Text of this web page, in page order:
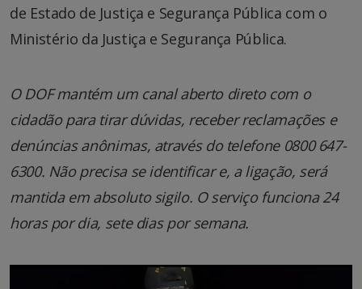
de Estado de Justiça e Segurança Pública com o
Ministério da Justiça e Segurança Pública.
O DOF mantém um canal aberto direto com o
cidadão para tirar dúvidas, receber reclamações e
denúncias anônimas, através do telefone 0800 647-
6300. Não precisa se identificar e, a ligação, será
mantida em absoluto sigilo. O serviço funciona 24
horas por dia, sete dias por semana.